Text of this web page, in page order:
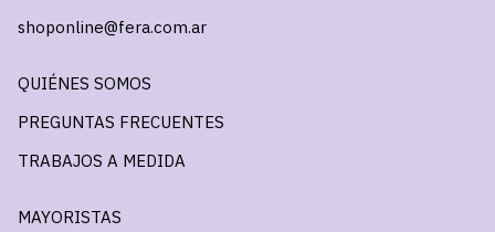
shoponline@fera.com.ar
QUIÉNES SOMOS
PREGUNTAS FRECUENTES
TRABAJOS A MEDIDA
MAYORISTAS